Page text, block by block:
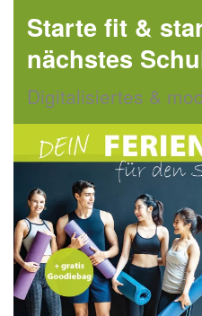
Starte fit &
nächstes
Digitalisiertes &